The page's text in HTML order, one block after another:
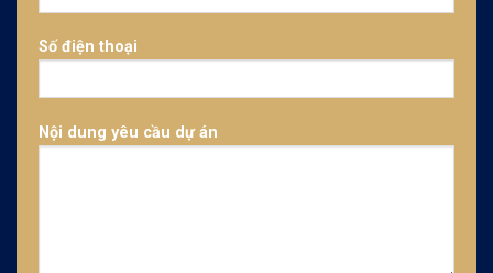
Số điện thoại
Nội dung yêu cầu dự án